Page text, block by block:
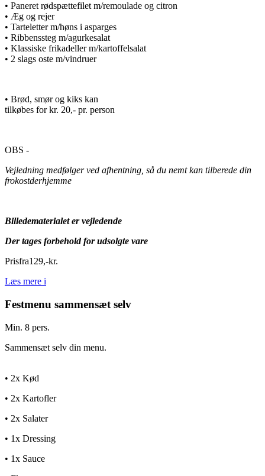
• Paneret rødspættefilet m/remoulade og citron
• Æg og rejer
• Tarteletter m/høns i asparges
• Ribbenssteg m/agurkesalat
• Klassiske frikadeller m/kartoffelsalat
• 2 slags oste m/vindruer
• Brød, smør og kiks kan
tilkøbes for kr. 20,- pr. person
OBS -
Vejledning medfølger ved afhentning, så du nemt kan tilberede din
frokostderhjemme
Billedematerialet er vejledende
Der tages forbehold for udsolgte vare
Prisfra129,-kr.
Læs mere i
Festmenu sammensæt selv
Min. 8 pers.
Sammensæt selv din menu.
• 2x Kød
• 2x Kartofler
• 2x Salater
• 1x Dressing
• 1x Sauce